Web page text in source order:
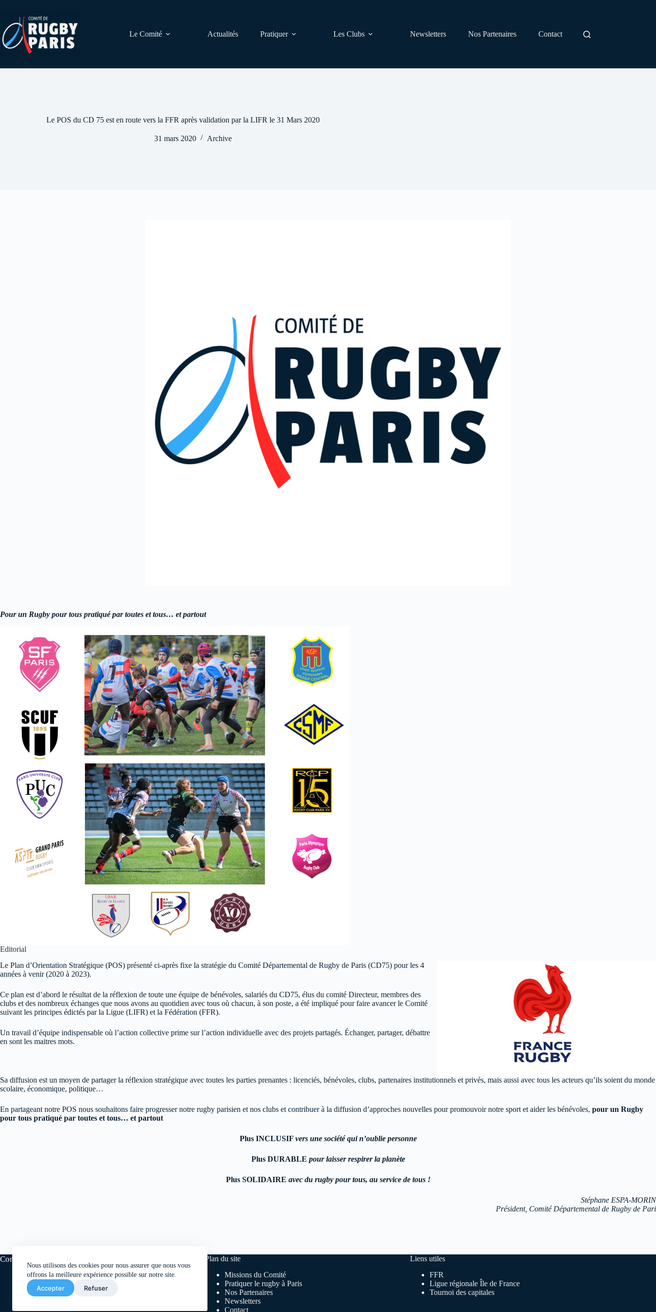
contenu
Nous utilisons des cookies pour nous assurer que nous vous
offrons la meilleure expérience possible sur notre site.
Accepter Refuser
Le Comité Actualités Pratiquer Les Clubs Newsletters Nos Partenaires Contact
Le POS du CD 75 est en route vers la FFR après validation par la LIFR le 31 Mars 2020
31 mars 2020 Archive
Pour un Rugby pour tous pratiqué par toutes et tous… et partout
Editorial
Le Plan d’Orientation Stratégique (POS) présenté ci-après fixe la stratégie du Comité Départemental de Rugby de Paris (CD75) pour les 4
années à venir (2020 à 2023).
Ce plan est d’abord le résultat de la réflexion de toute une équipe de bénévoles, salariés du CD75, élus du comité Directeur, membres des
clubs et des nombreux échanges que nous avons au quotidien avec tous où chacun, à son poste, a été impliqué pour faire avancer le Comité
suivant les principes édictés par la Ligue (LIFR) et la Fédération (FFR).
Un travail d’équipe indispensable où l’action collective prime sur l’action individuelle avec des projets partagés. Échanger, partager, débattre
en sont les maitres mots.
Sa diffusion est un moyen de partager la réflexion stratégique avec toutes les parties prenantes : licenciés, bénévoles, clubs, partenaires institutionnels et privés, mais aussi avec tous les acteurs qu’ils soient du monde
scolaire, économique, politique…
En partageant notre POS nous souhaitons faire progresser notre rugby parisien et nos clubs et contribuer à la diffusion d’approches nouvelles pour promouvoir notre sport et aider les bénévoles, pour un Rugby
pour tous pratiqué par toutes et tous… et partout
Plus INCLUSIF vers une société qui n’oublie personne
Plus DURABLE pour laisser respirer la planète
Plus SOLIDAIRE avec du rugby pour tous, au service de tous !
Stéphane ESPA-MORIN
Président, Comité Départemental de Rugby de Pari
Comité départemental de rugby de Paris
9, rue Omer Talon - 75 011 Paris
Plan du site
Missions du Comité
Pratiquer le rugby à Paris
Nos Partenaires
Newsletters
Contact
Liens utiles
FFR
Ligue régionale Île de France
Tournoi des capitales